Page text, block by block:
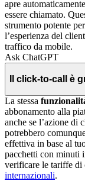
apre
essere chiamato.
strumento potente
l’esperienza del
traffico da mobile.
Ask ChatGPT
Il click-to-call è
La stessa
abbonamento alla
anche se l’azione di
potrebbero
effettiva in base al
pacchetti con minuti
verificare le tariffe di
internazionali.